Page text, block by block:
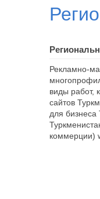
Рекламно-
виды работ,
сайтов
для
коммерции)